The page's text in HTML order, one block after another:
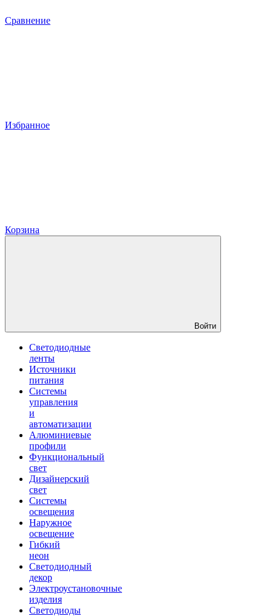
Сравнение
Избранное
Корзина
Войти
Светодиодные
ленты
Источники
питания
Системы
управления
и
автоматизации
Алюминиевые
профили
Функциональный
свет
Дизайнерский
свет
Системы
освещения
Наружное
освещение
Гибкий
неон
Светодиодный
декор
Электроустановочные
изделия
Светодиоды